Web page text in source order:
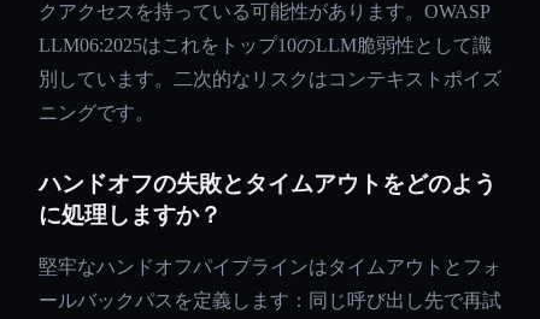
クアクセスを持っている可能性があります。OWASP
LLM06:2025はこれをトップ10のLLM脆弱性として識
別しています。二次的なリスクはコンテキストポイズ
ニングです。
ハンドオフの失敗とタイムアウトをどのよう
に処理しますか？
堅牢なハンドオフパイプラインはタイムアウトとフォ
ールバックパスを定義します：同じ呼び出し先で再試